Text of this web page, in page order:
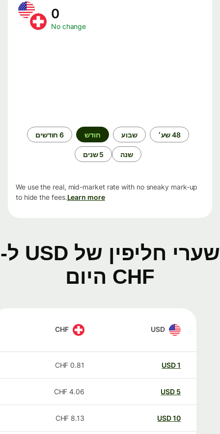
No change
48 שע׳ שבוע חודש 6 חודשים
שנה 5 שנים
We use the real, mid-market rate with no sneaky mark-up
to hide the fees.Learn more
שערי חליפין של USD ל-
CHF היום
USD
CHF
USD
0.81
CHF
USD
4.06
CHF
USD
8.13
CHF